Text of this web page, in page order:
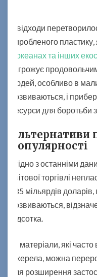
У відходи
виробленого
в океанах та інших
загрожує
людей, особливо в
розвиваються, і
ресурси для
популярності
Згідно з останніми
світової торгівлі
485 мільярдів
розвиваються,
відсотка.
Ці матеріали, які
джерела, можна
для розширення